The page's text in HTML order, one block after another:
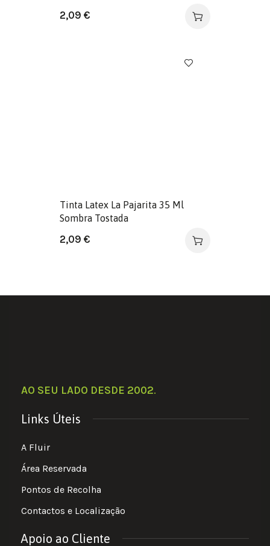
2,09 €
Tinta Latex La Pajarita 35 Ml
Sombra Tostada
2,09 €
AO SEU LADO DESDE 2002.
Links Úteis
A Fluir
Área Reservada
Pontos de Recolha
Contactos e Localização
Apoio ao Cliente